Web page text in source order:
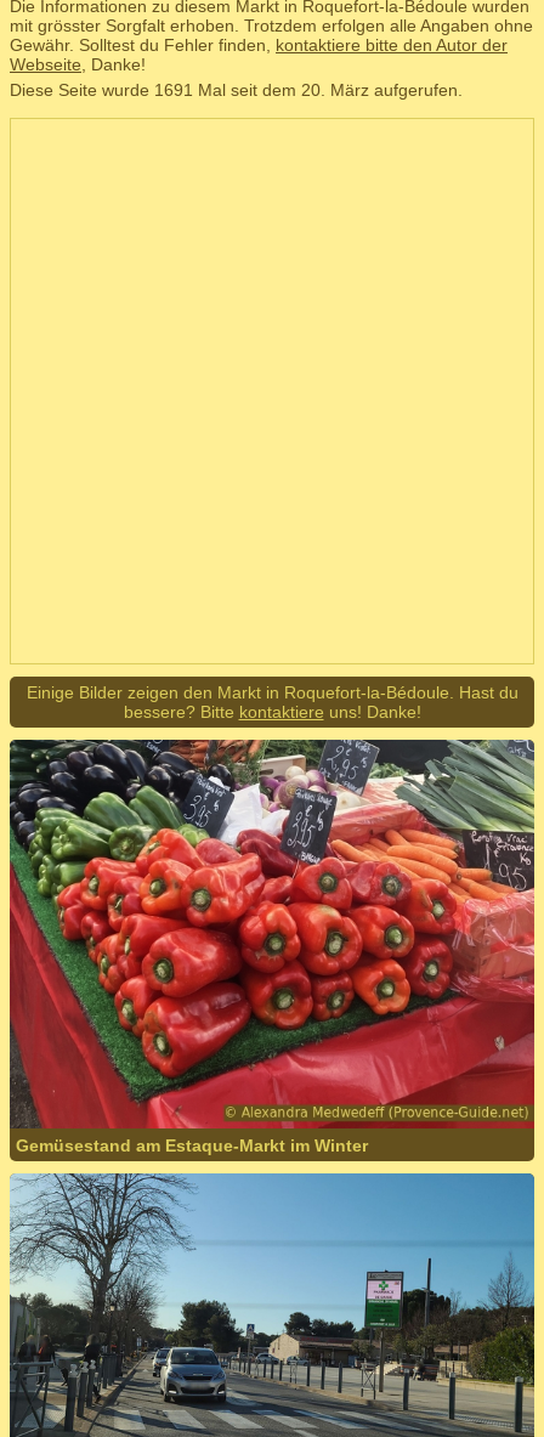
Die Informationen zu diesem Markt in Roquefort-la-Bédoule wurden
mit grösster Sorgfalt erhoben. Trotzdem erfolgen alle Angaben ohne
Gewähr. Solltest du Fehler finden, kontaktiere bitte den Autor der
Webseite , Danke!
Diese Seite wurde 1691 Mal seit dem 20. März aufgerufen.
Einige Bilder zeigen den Markt in Roquefort-la-Bédoule. Hast du
bessere? Bitte kontaktiere uns! Danke!
Gemüsestand am Estaque-Markt im Winter